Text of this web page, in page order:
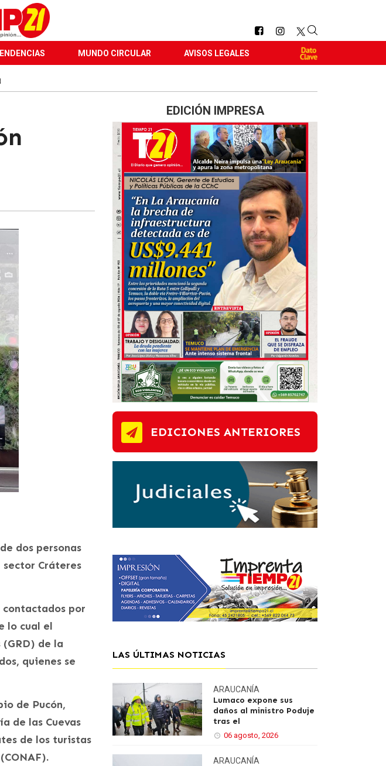
MUNDO CIRCULAR AVISOS LEGALES
dos personas
Cráteres
por
lo cual el
de la
quienes se
de Pucón,
de las Cuevas
de los turistas
EDICIÓN IMPRESA
EDICIONES ANTERIORES
LAS ÚLTIMAS NOTICIAS
ARAUCANÍA
Lumaco expone sus
daños al ministro Poduje
tras el
06 agosto, 2026
ARAUCANÍA